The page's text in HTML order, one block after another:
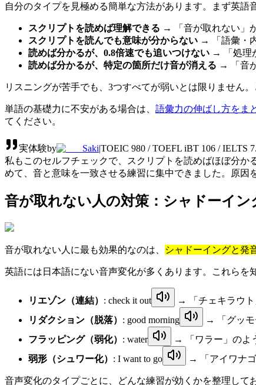
自分のタイプを見極める簡単な方法があります。まず英語
スクリプトを読めば理解できる → 「音が取れない」
スクリプトを読んでも意味が分からない → 「語彙・
読めば分かるが、0.8倍速でも追いつけない → 「処理
読めば分かるが、特定の箇所だけ音が消える → 「音
リスニングが苦手でも、3つすべてが弱いとは限りません
単語の基礎力に不安がある場合は、 語彙力の伸ばし方をま
てください。
実体験by Saki|TOEIC 980 / TOEFL iBT 106 / IELTS
私もこのセルフチェックで、スクリプトを読めばほぼ分
めて、音と意味を一致させる練習に集中できました。原因
音が取れない人の対策：シャドーイン
音が取れない人に最も効果的なのは、 シャドーイングと発
英語には日本語にない音声変化が多くあります。これらを
リエゾン（連結） : check it out
→ 「チェキラウ
リダクション（脱落） : good morning
→ 「グッモ
フラッピング（弱化） : water
→ 「ワラー」のよ
弱形（シュワー化） : I want to go → 「アイワナ
音声変化のタイプごとに、どんな練習が効くかを整理して